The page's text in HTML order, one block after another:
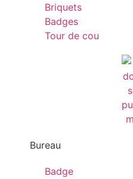
Briquets
Badges
Tour de cou
Bureau
Badge